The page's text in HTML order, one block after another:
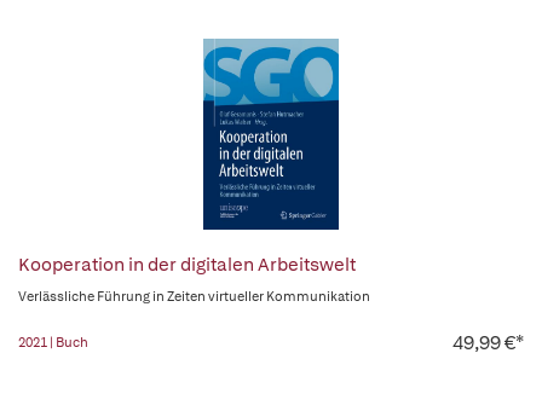
Kooperation in der digitalen Arbeitswelt
Verlässliche Führung in Zeiten virtueller Kommunikation
2021 | Buch 49,99 €*